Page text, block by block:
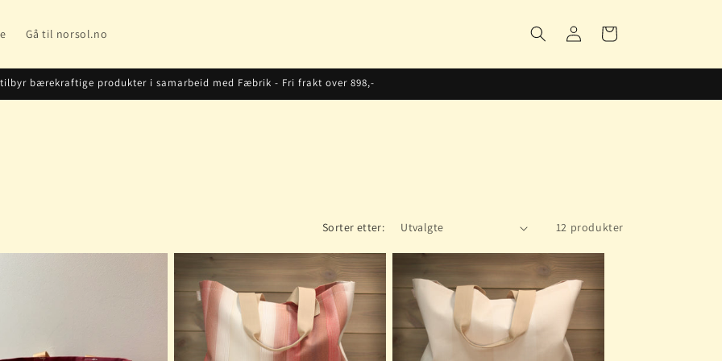
Gå til norsol.no
Logg
inn
Handlekurv
bærekraftige produkter i samarbeid med Fæbrik - Fri frakt over 898,-
Sorter etter: 12 produkter